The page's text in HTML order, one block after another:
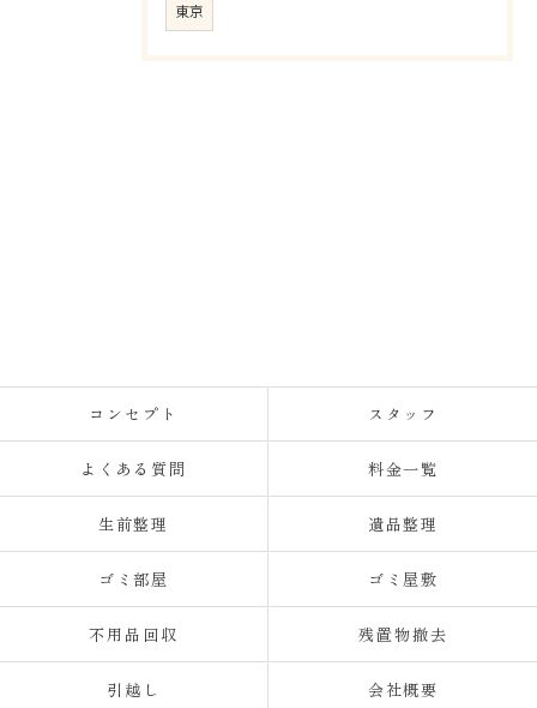
東京
コンセプト スタッフ
よくある質問 料金一覧
生前整理 遺品整理
ゴミ部屋 ゴミ屋敷
不用品回収 残置物撤去
引越し 会社概要